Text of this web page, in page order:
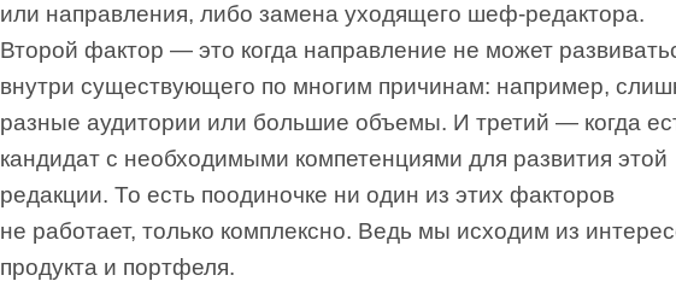
или направления, либо замена уходящего шеф-редактора.
Второй фактор — это когда направление не может
внутри существующего по многим причинам: например,
разные аудитории или большие объемы. И третий — когда
кандидат с необходимыми компетенциями для развития этой
редакции. То есть поодиночке ни один из этих факторов
не работает, только комплексно. Ведь мы исходим из
продукта и портфеля.